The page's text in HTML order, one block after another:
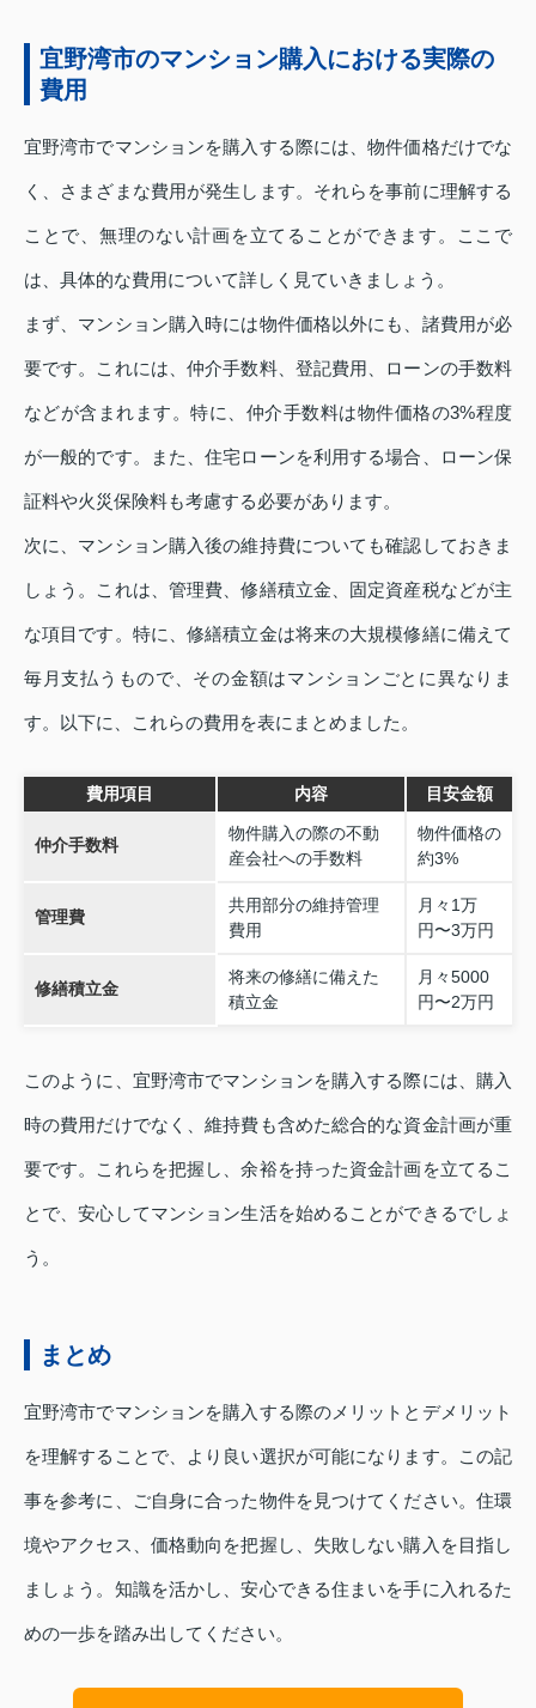
宜野湾市のマンション購入における実際の
費用
宜野湾市でマンションを購入する際には、物件価格だけでな
く、さまざまな費用が発生します。それらを事前に理解する
ことで、無理のない計画を立てることができます。ここで
は、具体的な費用について詳しく見ていきましょう。
まず、マンション購入時には物件価格以外にも、諸費用が必
要です。これには、仲介手数料、登記費用、ローンの手数料
などが含まれます。特に、仲介手数料は物件価格の3%程度
が一般的です。また、住宅ローンを利用する場合、ローン保
証料や火災保険料も考慮する必要があります。
次に、マンション購入後の維持費についても確認しておきま
しょう。これは、管理費、修繕積立金、固定資産税などが主
な項目です。特に、修繕積立金は将来の大規模修繕に備えて
毎月支払うもので、その金額はマンションごとに異なりま
す。以下に、これらの費用を表にまとめました。
費用項目 内容 目安金額
仲介手数料
物件購入の際の不動
産会社への手数料
物件価格の
約3%
管理費
共用部分の維持管理
費用
月々1万
円〜3万円
修繕積立金
将来の修繕に備えた
積立金
月々5000
円〜2万円
このように、宜野湾市でマンションを購入する際には、購入
時の費用だけでなく、維持費も含めた総合的な資金計画が重
要です。これらを把握し、余裕を持った資金計画を立てるこ
とで、安心してマンション生活を始めることができるでしょ
う。
まとめ
宜野湾市でマンションを購入する際のメリットとデメリット
を理解することで、より良い選択が可能になります。この記
事を参考に、ご自身に合った物件を見つけてください。住環
境やアクセス、価格動向を把握し、失敗しない購入を目指し
ましょう。知識を活かし、安心できる住まいを手に入れるた
めの一歩を踏み出してください。